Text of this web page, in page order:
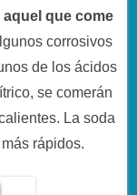
que come
corrosivos
de los ácidos
se comerán
La soda
rápidos.